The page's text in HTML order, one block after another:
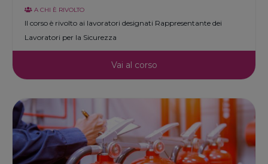
A CHI È RIVOLTO
Il corso è rivolto ai lavoratori designati Rappresentante dei
Lavoratori per la Sicurezza
Vai al corso